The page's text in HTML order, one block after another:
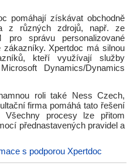
pomáhají získávat obchodně
z různých zdrojů, např. ze
pro správu personalizované
zákazníky. Xpertdoc má silnou
kteří využívají služby
Dynamics/Dynamics
roli také Ness Czech,
firma pomáhá tato řešení
Všechny procesy lze přitom
přednastavených pravidel a
s podporou Xpertdoc